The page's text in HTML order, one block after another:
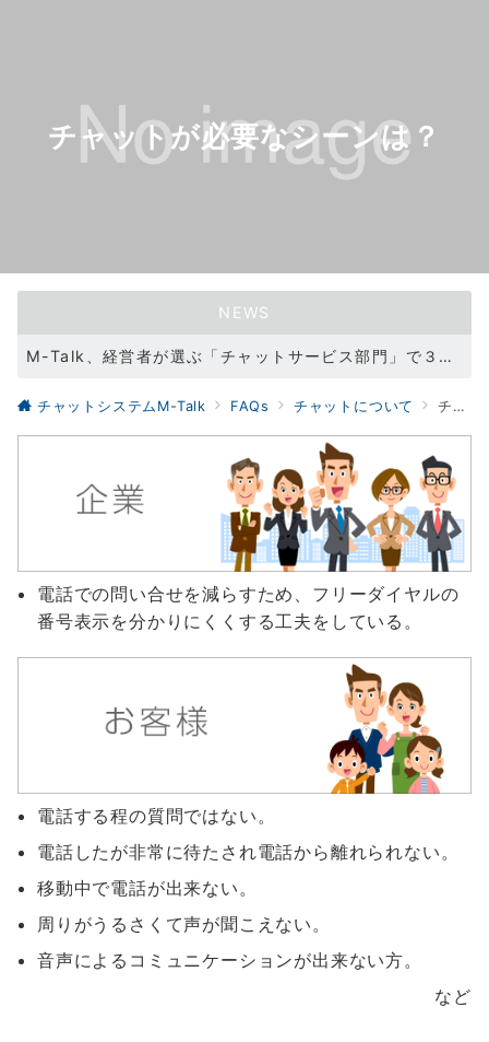
チャットが必要なシーンは？
NEWS
M-Talk、経営者が選ぶ「チャットサービス部門」で３冠を達成！（2021/11/11）
WEBサイトリニューアル（2021/05/31）
チャットシステムM-Talk FAQs チャットについて チャットが必要なシーンは？
電話での問い合せを減らすため、フリーダイヤルの
番号表示を分かりにくくする工夫をしている。
電話する程の質問ではない。
電話したが非常に待たされ電話から離れられない。
移動中で電話が出来ない。
周りがうるさくて声が聞こえない。
音声によるコミュニケーションが出来ない方。
など